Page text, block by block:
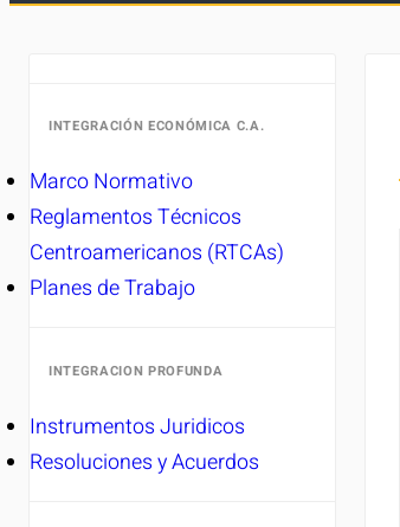
INTEGRACIÓN ECONÓMICA C.A.
Marco Normativo
Reglamentos Técnicos
Centroamericanos (RTCAs)
Planes de Trabajo
INTEGRACION PROFUNDA
Instrumentos Juridicos
Resoluciones y Acuerdos